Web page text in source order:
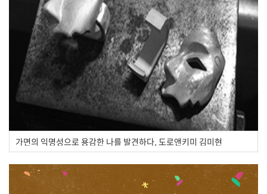
가면의 익명성으로 용감한 나를 발견하다, 도로앤키미 김미현